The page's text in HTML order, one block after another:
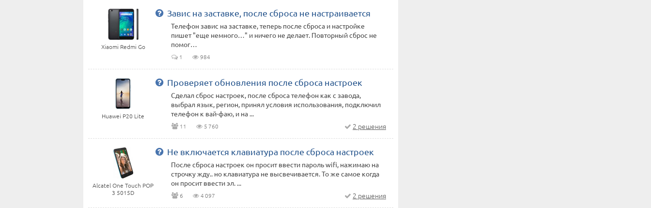
Xiaomi Redmi Go
Завис на заставке, после сброса не настраивается
Телефон завис на заставке, теперь после сброса и настройке
пишет "еще немного…" и ничего не делает. Повторный сброс не
помог…
1 984
Huawei P20 Lite
Проверяет обновления после сброса настроек
Сделал сброс настроек, после сброса телефон как с завода,
выбрал язык, регион, принял условия использования, подключил
телефон к вай-фаю, и на ...
11 5 760 2 решения
Alcatel One Touch POP
3 5015D
Не включается клавиатура после сброса настроек
После сброса настроек он просит ввести пароль wifi, нажимаю на
строчку жду.. но клавиатура не высвечивается. То же самое когда
он просит ввести эл. ...
6 4 097 2 решения